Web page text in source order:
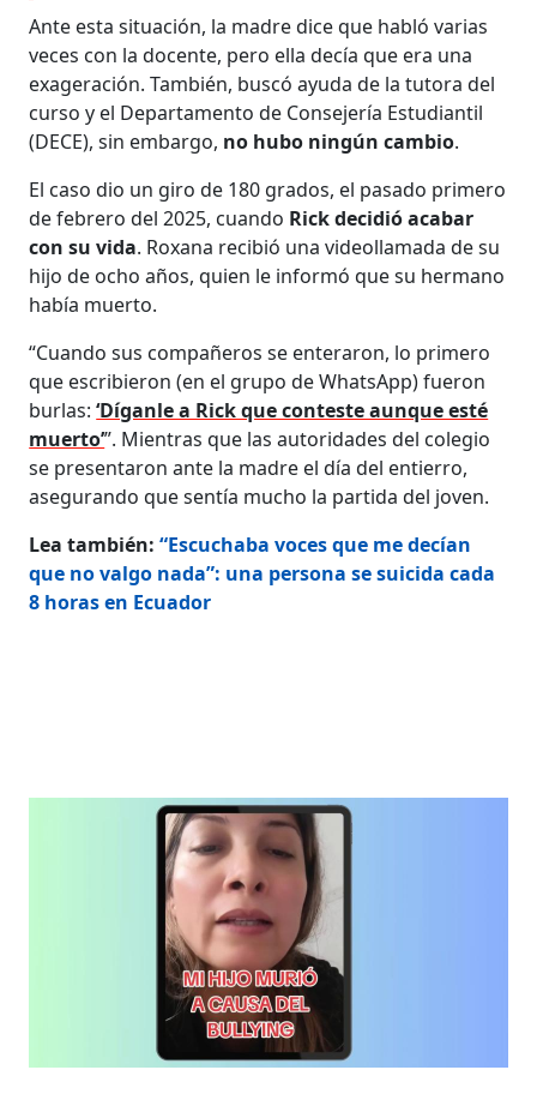
Ante esta situación, la madre dice que habló varias
veces con la docente, pero ella decía que era una
exageración. También, buscó ayuda de la tutora del
curso y el Departamento de Consejería Estudiantil
(DECE), sin embargo, no hubo ningún cambio.
El caso dio un giro de 180 grados, el pasado primero
de febrero del 2025, cuando Rick decidió acabar
con su vida. Roxana recibió una videollamada de su
hijo de ocho años, quien le informó que su hermano
había muerto.
“Cuando sus compañeros se enteraron, lo primero
que escribieron (en el grupo de WhatsApp) fueron
burlas:‘Díganle a Rick que conteste aunque esté
muerto’”. Mientras que las autoridades del colegio
se presentaron ante la madre el día del entierro,
asegurando que sentía mucho la partida del joven.
Lea también:“Escuchaba voces que me decían
que no valgo nada”: una persona se suicida cada
8 horas en Ecuador